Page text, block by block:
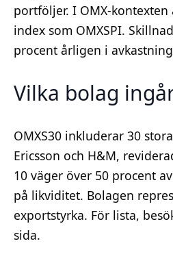
portföljer. I OMX-
index som OMXSPI.
procent årligen i
Vilka bolag
OMXS30 inkluderar 30
Ericsson och H&M,
10 väger över 50 procent
på likviditet. Bolagen
exportstyrka. För lista,
sida.